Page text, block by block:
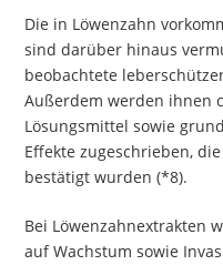
Die in Löwenzahn
sind darüber hinaus
beobachtete
Außerdem werden ihnen
Lösungsmittel sowie
Effekte zugeschrieben,
bestätigt wurden (*8).
Bei Löwenzahnextrakten
auf Wachstum sowie